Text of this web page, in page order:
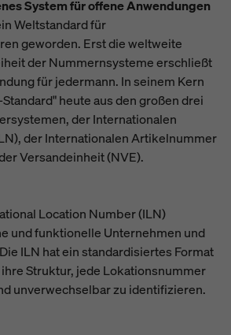
System für offene Anwendungen
Weltstandard für
geworden. Erst die weltweite
der Nummernsysteme erschließt
für jedermann. In seinem Kern
heute aus den großen drei
der Internationalen
der Internationalen Artikelnummer
Versandeinheit (NVE).
Location Number (ILN)
und funktionelle Unternehmen und
ILN hat ein standardisiertes Format
Struktur, jede Lokationsnummer
unverwechselbar zu identifizieren.